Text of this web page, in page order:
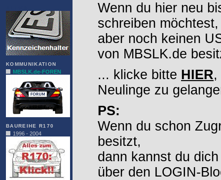
KOMMUNIKATION
MBSLK.de-FOREN
BAUREIHE R170
1996 - 2004
Wenn du hier neu
schreiben möchtest,
aber noch keinen
von MBSLK.de
... klicke bitte HIER,
Neulinge zu
PS:
Wenn du schon
besitzt,
dann kannst du
über den LOGIN-